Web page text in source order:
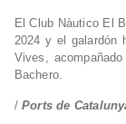
El Club Nàutico El
2024 y el galardón
Vives,
Bachero.
/Ports de